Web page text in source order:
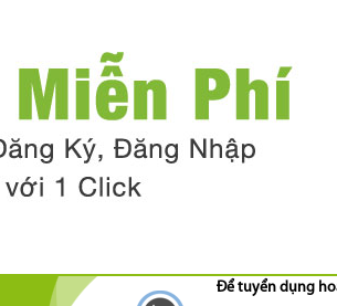
Để tuyển dụng